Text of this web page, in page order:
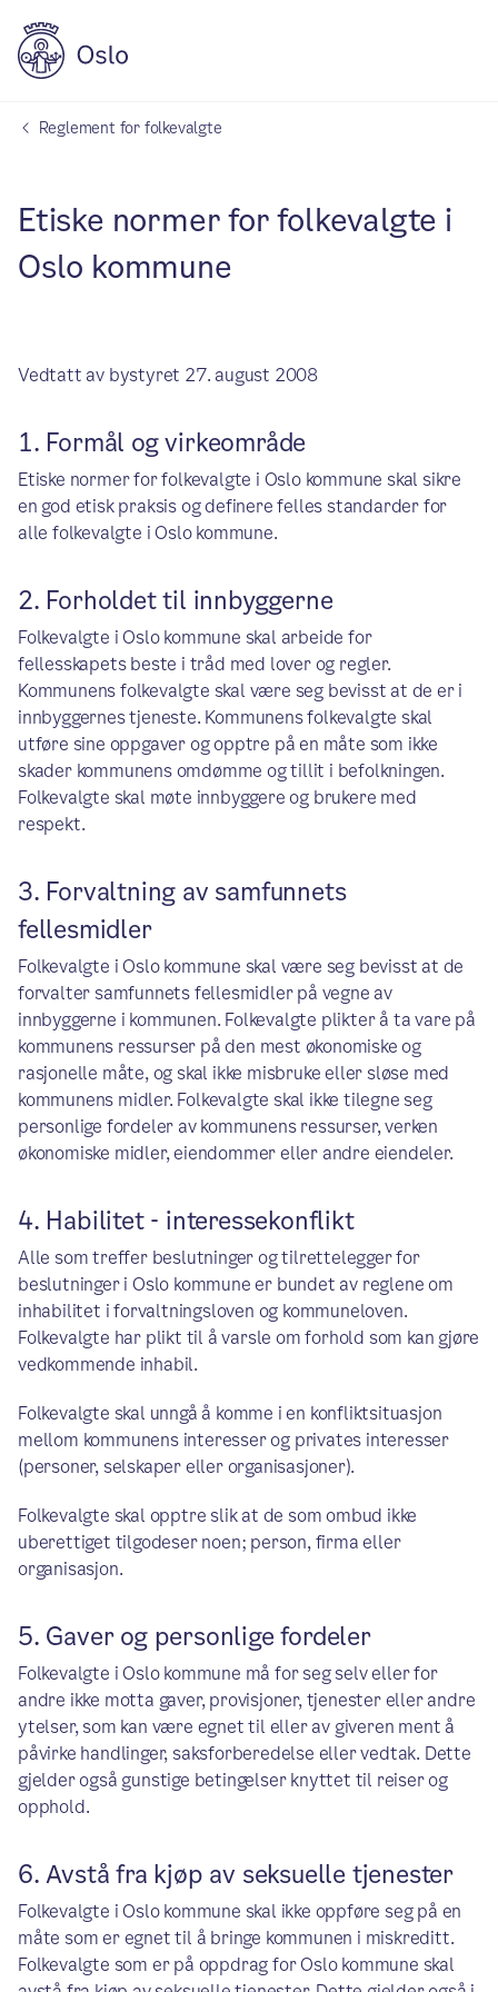
Reglement for folkevalgte
Etiske normer for folkevalgte i
Oslo kommune
Vedtatt av bystyret 27. august 2008
1. Formål og virkeområde
Etiske normer for folkevalgte i Oslo kommune skal sikre
en god etisk praksis og definere felles standarder for
alle folkevalgte i Oslo kommune.
2. Forholdet til innbyggerne
Folkevalgte i Oslo kommune skal arbeide for
fellesskapets beste i tråd med lover og regler.
Kommunens folkevalgte skal være seg bevisst at de er i
innbyggernes tjeneste. Kommunens folkevalgte skal
utføre sine oppgaver og opptre på en måte som ikke
skader kommunens omdømme og tillit i befolkningen.
Folkevalgte skal møte innbyggere og brukere med
respekt.
3. Forvaltning av samfunnets
fellesmidler
Folkevalgte i Oslo kommune skal være seg bevisst at de
forvalter samfunnets fellesmidler på vegne av
innbyggerne i kommunen. Folkevalgte plikter å ta vare på
kommunens ressurser på den mest økonomiske og
rasjonelle måte, og skal ikke misbruke eller sløse med
kommunens midler. Folkevalgte skal ikke tilegne seg
personlige fordeler av kommunens ressurser, verken
økonomiske midler, eiendommer eller andre eiendeler.
4. Habilitet - interessekonflikt
Alle som treffer beslutninger og tilrettelegger for
beslutninger i Oslo kommune er bundet av reglene om
inhabilitet i forvaltningsloven og kommuneloven.
Folkevalgte har plikt til å varsle om forhold som kan gjøre
vedkommende inhabil.
Folkevalgte skal unngå å komme i en konfliktsituasjon
mellom kommunens interesser og privates interesser
(personer, selskaper eller organisasjoner).
Folkevalgte skal opptre slik at de som ombud ikke
uberettiget tilgodeser noen; person, firma eller
organisasjon.
5. Gaver og personlige fordeler
Folkevalgte i Oslo kommune må for seg selv eller for
andre ikke motta gaver, provisjoner, tjenester eller andre
ytelser, som kan være egnet til eller av giveren ment å
påvirke handlinger, saksforberedelse eller vedtak. Dette
gjelder også gunstige betingelser knyttet til reiser og
opphold.
6. Avstå fra kjøp av seksuelle tjenester
Folkevalgte i Oslo kommune skal ikke oppføre seg på en
måte som er egnet til å bringe kommunen i miskreditt.
Folkevalgte som er på oppdrag for Oslo kommune skal